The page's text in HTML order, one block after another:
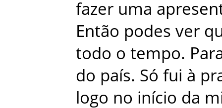
fazer uma
Então podes ver
todo o tempo.
do país. Só fui à
logo no início da